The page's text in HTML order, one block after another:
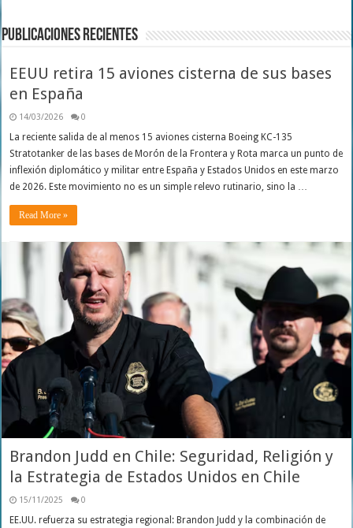
Publicaciones Recientes
EEUU retira 15 aviones cisterna de sus bases
en España
14/03/2026 0
La reciente salida de al menos 15 aviones cisterna Boeing KC-135
Stratotanker de las bases de Morón de la Frontera y Rota marca un punto de
inflexión diplomático y militar entre España y Estados Unidos en este marzo
de 2026. Este movimiento no es un simple relevo rutinario, sino la …
Read More »
Brandon Judd en Chile: Seguridad, Religión y
la Estrategia de Estados Unidos en Chile
15/11/2025 0
EE.UU. refuerza su estrategia regional: Brandon Judd y la combinación de